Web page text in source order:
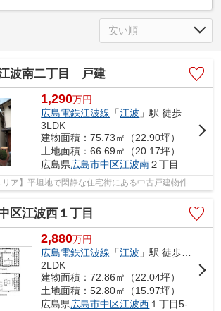
波南二丁目 戸建
1,290万円
広島電鉄江波線 「江波 」駅 徒歩17分
3LDK
建物面積：75.73㎡（22.90坪）
土地面積：66.69㎡（20.17坪）
広島県広島市中区江波南２丁目
リア】平坦地で閑静な住宅街にある中古戸建物件
区江波西１丁目
2,880万円
広島電鉄江波線 「江波 」駅 徒歩4分
2LDK
建物面積：72.86㎡（22.04坪）
土地面積：52.80㎡（15.97坪）
広島県広島市中区江波西 １丁目5-